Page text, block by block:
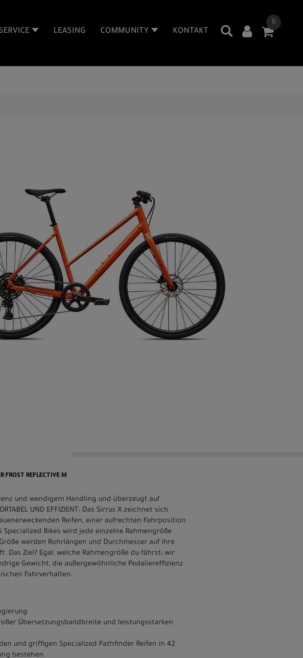
0
LEASING COMMUNITY KONTAKT
REFLECTIVE M
und wendigem Handling und überzeugt auf
UND EFFIZIENT: Das Sirrus X zeichnet sich
Reifen, einer aufrechten Fahrposition
Specialized Bikes wird jede einzelne Rahmengröße
werden Rohrlängen und Durchmesser auf ihre
Ziel? Egal, welche Rahmengröße du fährst; wir
Gewicht, die außergewöhnliche Pedaliereffizienz
Fahrverhalten.
Übersetzungsbandbreite und leistungsstarken
und griffigen Specialized Pathfinder Reifen in 42
bestehen.